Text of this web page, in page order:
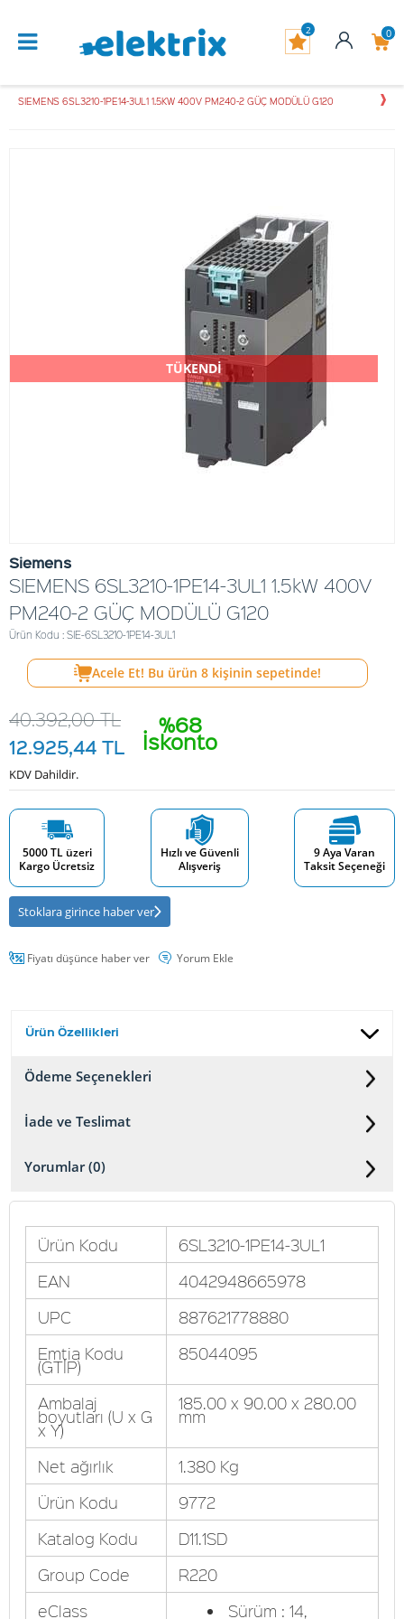
0
2
SIEMENS 6SL3210-1PE14-3UL1 1.5KW 400V PM240-2 GÜÇ MODÜLÜ G120
TÜKENDİ
Siemens
SIEMENS 6SL3210-1PE14-3UL1 1.5kW 400V
PM240-2 GÜÇ MODÜLÜ G120
Ürün Kodu : SIE-6SL3210-1PE14-3UL1
Acele Et! Bu ürün 8 kişinin sepetinde!
%68
İskonto
40.392,00TL
12.925,44 TL
KDV Dahildir.
5000 TL üzeri
Kargo Ücretsiz
Hızlı ve Güvenli
Alışveriş
9 Aya Varan
Taksit Seçeneği
Stoklara girince haber ver
Fiyatı düşünce haber ver Yorum Ekle
Ürün Özellikleri
Ödeme Seçenekleri
İade ve Teslimat
Yorumlar (0)
Ürün Kodu
6SL3210-1PE14-3UL1
EAN
4042948665978
UPC
887621778880
Emtia Kodu
(GTİP)
85044095
Ambalaj
boyutları (U x G
x Y)
185.00 x 90.00 x 280.00
mm
Net ağırlık
1.380 Kg
Ürün Kodu
9772
Katalog Kodu
D11.1SD
Group Code
R220
eClass
Sürüm : 14,